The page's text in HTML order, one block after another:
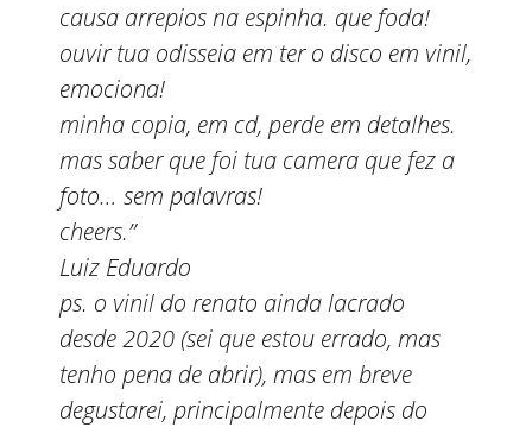
causa arrepios na espinha. que foda!
ouvir tua odisseia em ter o disco em vinil,
emociona!
minha copia, em cd, perde em detalhes.
mas saber que foi tua camera que fez a
foto… sem palavras!
cheers.”
Luiz Eduardo
ps. o vinil do renato ainda lacrado
desde 2020 (sei que estou errado, mas
tenho pena de abrir), mas em breve
degustarei, principalmente depois do